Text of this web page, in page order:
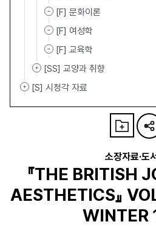
[F] 문화이론
[F] 여성학
[F] 교육학
[SS] 교양과 취향
[S] 시청각 자료
소장자료·도
『THE BRITISH
AESTHETICS』
WINTER